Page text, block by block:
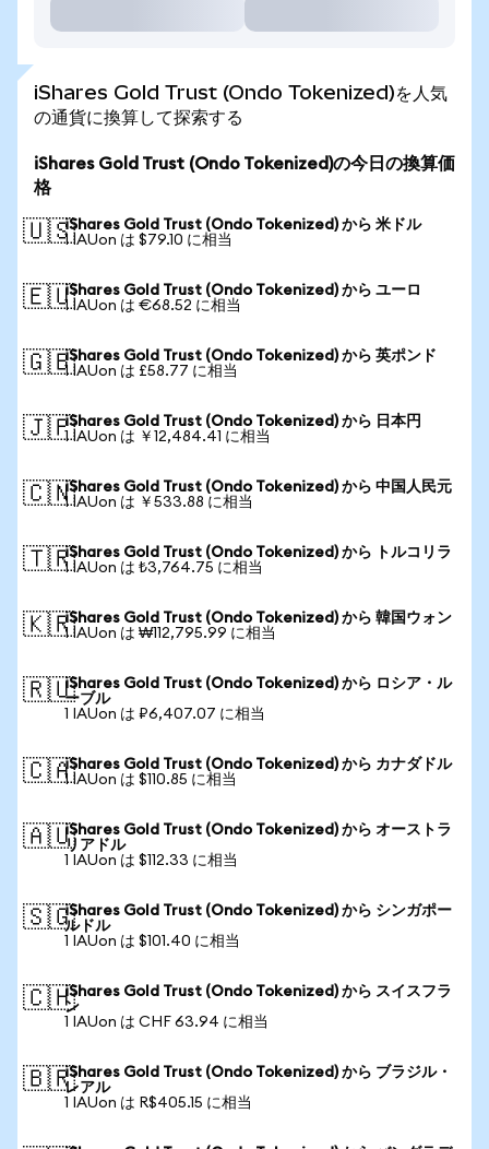
iShares Gold Trust (Ondo Tokenized)を人気
の通貨に換算して探索する
iShares Gold Trust (Ondo Tokenized)の今日の換算価
格
🇺🇸iShares Gold Trust (Ondo Tokenized) から 米ドル
1 IAUon は $79.10 に相当
🇪🇺iShares Gold Trust (Ondo Tokenized) から ユーロ
1 IAUon は €68.52 に相当
🇬🇧iShares Gold Trust (Ondo Tokenized) から 英ポンド
1 IAUon は £58.77 に相当
🇯🇵iShares Gold Trust (Ondo Tokenized) から 日本円
1 IAUon は ￥12,484.41 に相当
🇨🇳iShares Gold Trust (Ondo Tokenized) から 中国人民元
1 IAUon は ￥533.88 に相当
🇹🇷iShares Gold Trust (Ondo Tokenized) から トルコリラ
1 IAUon は ₺3,764.75 に相当
🇰🇷iShares Gold Trust (Ondo Tokenized) から 韓国ウォン
1 IAUon は ₩112,795.99 に相当
🇷🇺iShares Gold Trust (Ondo Tokenized) から ロシア・ル
ーブル
1 IAUon は ₽6,407.07 に相当
🇨🇦iShares Gold Trust (Ondo Tokenized) から カナダドル
1 IAUon は $110.85 に相当
🇦🇺iShares Gold Trust (Ondo Tokenized) から オーストラ
リアドル
1 IAUon は $112.33 に相当
🇸🇬iShares Gold Trust (Ondo Tokenized) から シンガポー
ルドル
1 IAUon は $101.40 に相当
🇨🇭iShares Gold Trust (Ondo Tokenized) から スイスフラ
ン
1 IAUon は CHF 63.94 に相当
🇧🇷iShares Gold Trust (Ondo Tokenized) から ブラジル・
レアル
1 IAUon は R$405.15 に相当